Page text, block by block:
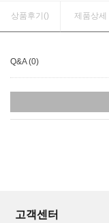
상품후기() 제품상세
Q&A (0)
고객센터